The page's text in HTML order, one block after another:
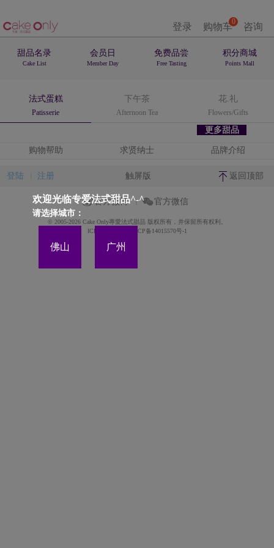
登录 0
购物车 咨询
甜品名录
Cake List
会员日
Member Day
免费品尝
Free Tasting
积分商城
Points Mall
法式蛋糕
Patisserie
下午茶
Afternoon Tea
花.礼
Flowers/Gifts
更多甜品
欢迎光临专爱法式甜品^-^
请选择城市：
佛山 广州
购物帮助 求贤纳士 品牌介绍
登陆 注册 触屏版 返回顶部
官方微博 官方微信
© 2005-2026 Cake Only專愛法式甜品 版权所有，并保留所有权利。
ICP备案证书号:粤ICP备14015570号-1